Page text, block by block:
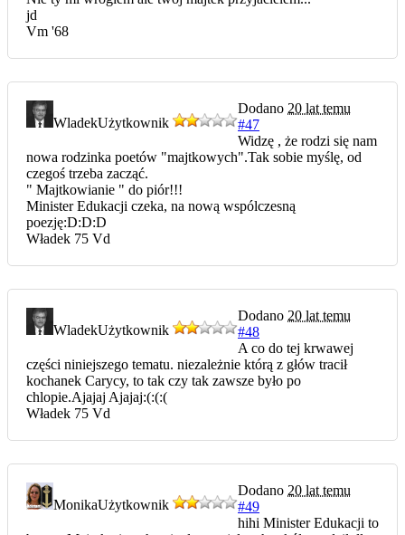
jd
Vm '68
WladekUżytkownik
Dodano 20 lat temu
#47
Widzę , że rodzi się nam
nowa rodzinka poetów "majtkowych".Tak sobie myślę, od
czegoś trzeba zacząć.
" Majtkowianie " do piór!!!
Minister Edukacji czeka, na nową wspólczesną
poezję:D:D:D
Władek 75 Vd
WladekUżytkownik
Dodano 20 lat temu
#48
A co do tej krwawej
części niniejszego tematu. niezależnie którą z głów tracił
kochanek Carycy, to tak czy tak zawsze było po
chlopie.Ajajaj Ajajaj:(:(:(
Władek 75 Vd
MonikaUżytkownik
Dodano 20 lat temu
#49
hihi Minister Edukacji to